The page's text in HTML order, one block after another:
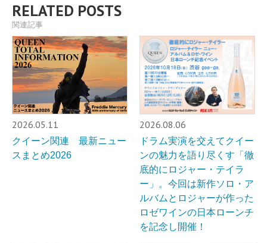
RELATED POSTS
関連記事
2026.05.11
クイーン関連 最新ニュー
スまとめ2026
2026.08.06
ドラム実演を交えてクイー
ンの魅力を語り尽くす「徹
底的にロジャー・テイラ
ー」。今回は新作ソロ・ア
ルバムとロジャーが作った
ロゼワインの日本ローンチ
を記念し開催！